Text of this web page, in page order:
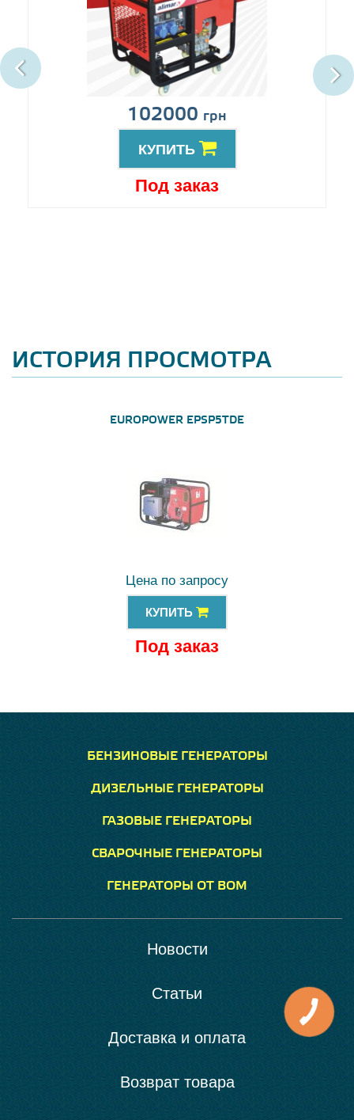
102000 грн
КУПИТЬ
Под заказ
ИСТОРИЯ ПРОСМОТРА
EUROPOWER EPSP5TDE
Цена по запросу
КУПИТЬ
Под заказ
БЕНЗИНОВЫЕ ГЕНЕРАТОРЫ
ДИЗЕЛЬНЫЕ ГЕНЕРАТОРЫ
ГАЗОВЫЕ ГЕНЕРАТОРЫ
СВАРОЧНЫЕ ГЕНЕРАТОРЫ
ГЕНЕРАТОРЫ ОТ ВОМ
Новости
Статьи
Доставка и оплата
Возврат товара